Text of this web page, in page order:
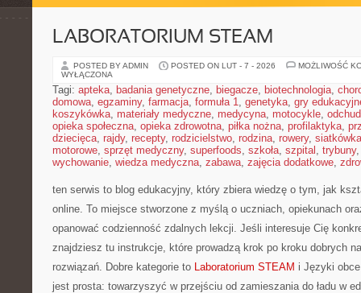
LABORATORIUM STEAM
POSTED BY ADMIN POSTED ON LUT - 7 - 2026
MOŻLIWOŚĆ
WYŁĄCZONA
Tagi: apteka, badania genetyczne, biegacze, biotechnologia,
domowa, egzaminy, farmacja, formuła 1, genetyka, gry
koszykówka, materiały medyczne, medycyna, motocykle,
opieka społeczna, opieka zdrowotna, piłka nożna, profilaktyka,
dziecięca, rajdy, recepty, rodzicielstwo, rodzina, rowery, siatkówka
motorowe, sprzęt medyczny, superfoods, szkoła, szpital , trybuny
wychowanie, wiedza medyczna, zabawa, zajęcia dodatkowe,
ten serwis to blog edukacyjny, który zbiera wiedzę o tym, jak
online. To miejsce stworzone z myślą o uczniach, opiekunach
opanować codzienność zdalnych lekcji. Jeśli interesuje Cię
znajdziesz tu instrukcje, które prowadzą krok po kroku dobrych
rozwiązań. Dobre kategorie to Laboratorium STEAM i Języki
jest prosta: towarzyszyć w przejściu od zamieszania do ładu w